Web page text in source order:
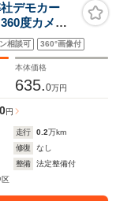
デモカー
度カメ
ベンチレ
相談可 360°画像付
本体価格
635.0万円
円
走行 0.2万km
修復
なし
整備
法定整備付
区